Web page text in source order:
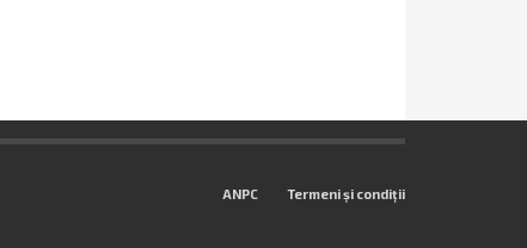
ANPC Termeni și condiții